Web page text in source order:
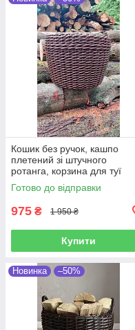
Кошик без ручок, кашпо
плетений зі штучного
ротанга, корзина для туї
ручної роботи 20 л.
Готово до відправки
975 ₴ 1 950 ₴
Купити
Новинка –50%